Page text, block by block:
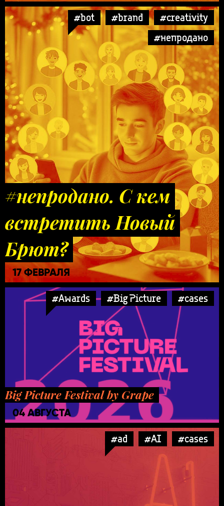
#bot #brand
#creativity
#непродано
#непродано. С кем
встретить Новый
Брют?
17 ФЕВРАЛЯ
#Awards #Big Picture #cases
Big Picture Festival by Grape
04 АВГУСТА
#ad #AI #cases